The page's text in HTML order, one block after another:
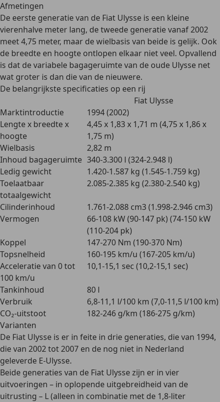
Afmetingen
De eerste generatie van de Fiat Ulysse is een kleine
vierenhalve meter lang, de tweede generatievanaf 2002
meet 4,75 meter, maar de wielbasis van beide is gelijk. Ook
de breedte en hoogte ontlopen elkaar niet veel. Opvallend
is dat de variabele bagageruimte van de oude Ulysse net
wat groter is dan die van de nieuwere.
De belangrijkste specificaties op een rij
Fiat Ulysse
Marktintroductie
1994 (2002)
Lengte x breedte x
hoogte
4,45 x 1,83 x 1,71 m (4,75 x 1,86 x
1,75 m)
Wielbasis
2,82 m
Inhoud bagageruimte 340-3.300 l (324-2.948 l)
Ledig gewicht
1.420-1.587 kg (1.545-1.759 kg)
Toelaatbaar
totaalgewicht
2.085-2.385 kg (2.380-2.540 kg)
Cilinderinhoud
1.761-2.088 cm3 (1.998-2.946 cm3)
Vermogen
66-108 kW (90-147 pk) (74-150 kW
(110-204 pk)
Koppel
147-270 Nm (190-370 Nm)
Topsnelheid
160-195 km/u (167-205 km/u)
Acceleratie van 0 tot
100 km/u
10,1-15,1 sec (10,2-15,1 sec)
Tankinhoud
80 l
Verbruik
6,8-11,1 l/100 km (7,0-11,5 l/100 km)
CO₂-uitstoot
182-246 g/km (186-275 g/km)
Varianten
De Fiat Ulysse is er in feite in drie generaties, die van 1994,
die van 2002 tot 2007 en de nog niet in Nederland
geleverde E-Ulysse.
Beide generaties van de Fiat Ulysse zijn er in vier
uitvoeringen – in oplopende uitgebreidheid van de
uitrusting – L (alleen in combinatie met de 1,8-liter